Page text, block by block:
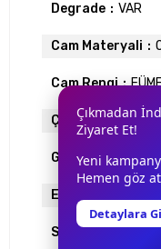
Degrade VAR
Cam Materyali
Cam Rengi
Çerçeve
Gövde Rengi
Ekartman
Sap Uzunlugu
Çıkmadan
Ziyaret Et!
Yeni
Hemen göz
Detaylara